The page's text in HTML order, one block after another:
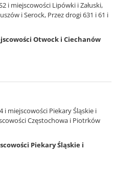
i miejscowości Lipówki i Załuski,
i Serock, Przez drogi 631 i 61 i
Otwock i Ciechanów
i miejscowości Piekary Śląskie i
Częstochowa i Piotrków
Piekary Śląskie i